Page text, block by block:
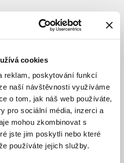
cookies
reklam, poskytování funkcí
naší návštěvnosti využíváme
o tom, jak náš web používáte,
pro sociální média, inzerci a
mohou zkombinovat s
jste jim poskytli nebo které
používáte jejich služby.